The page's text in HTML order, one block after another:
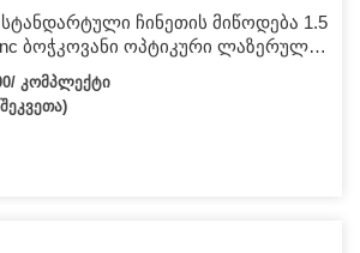
ჩინეთის მიწოდება 1.5
ბოჭკოვანი ოპტიკური ლაზერული
კომპლექტი